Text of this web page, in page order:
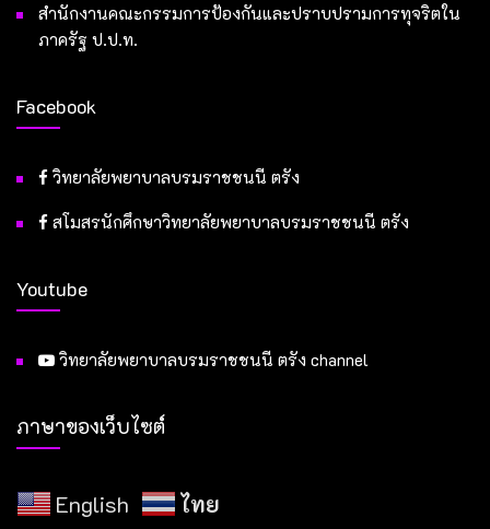
สำนักงานคณะกรรมการป้องกันและปราบปรามการทุจริตใน
ภาครัฐ ป.ป.ท.
Facebook
วิทยาลัยพยาบาลบรมราชชนนี ตรัง
สโมสรนักศึกษาวิทยาลัยพยาบาลบรมราชชนนี ตรัง
Youtube
วิทยาลัยพยาบาลบรมราชชนนี ตรัง channel
ภาษาของเว็บไซต์
English ไทย